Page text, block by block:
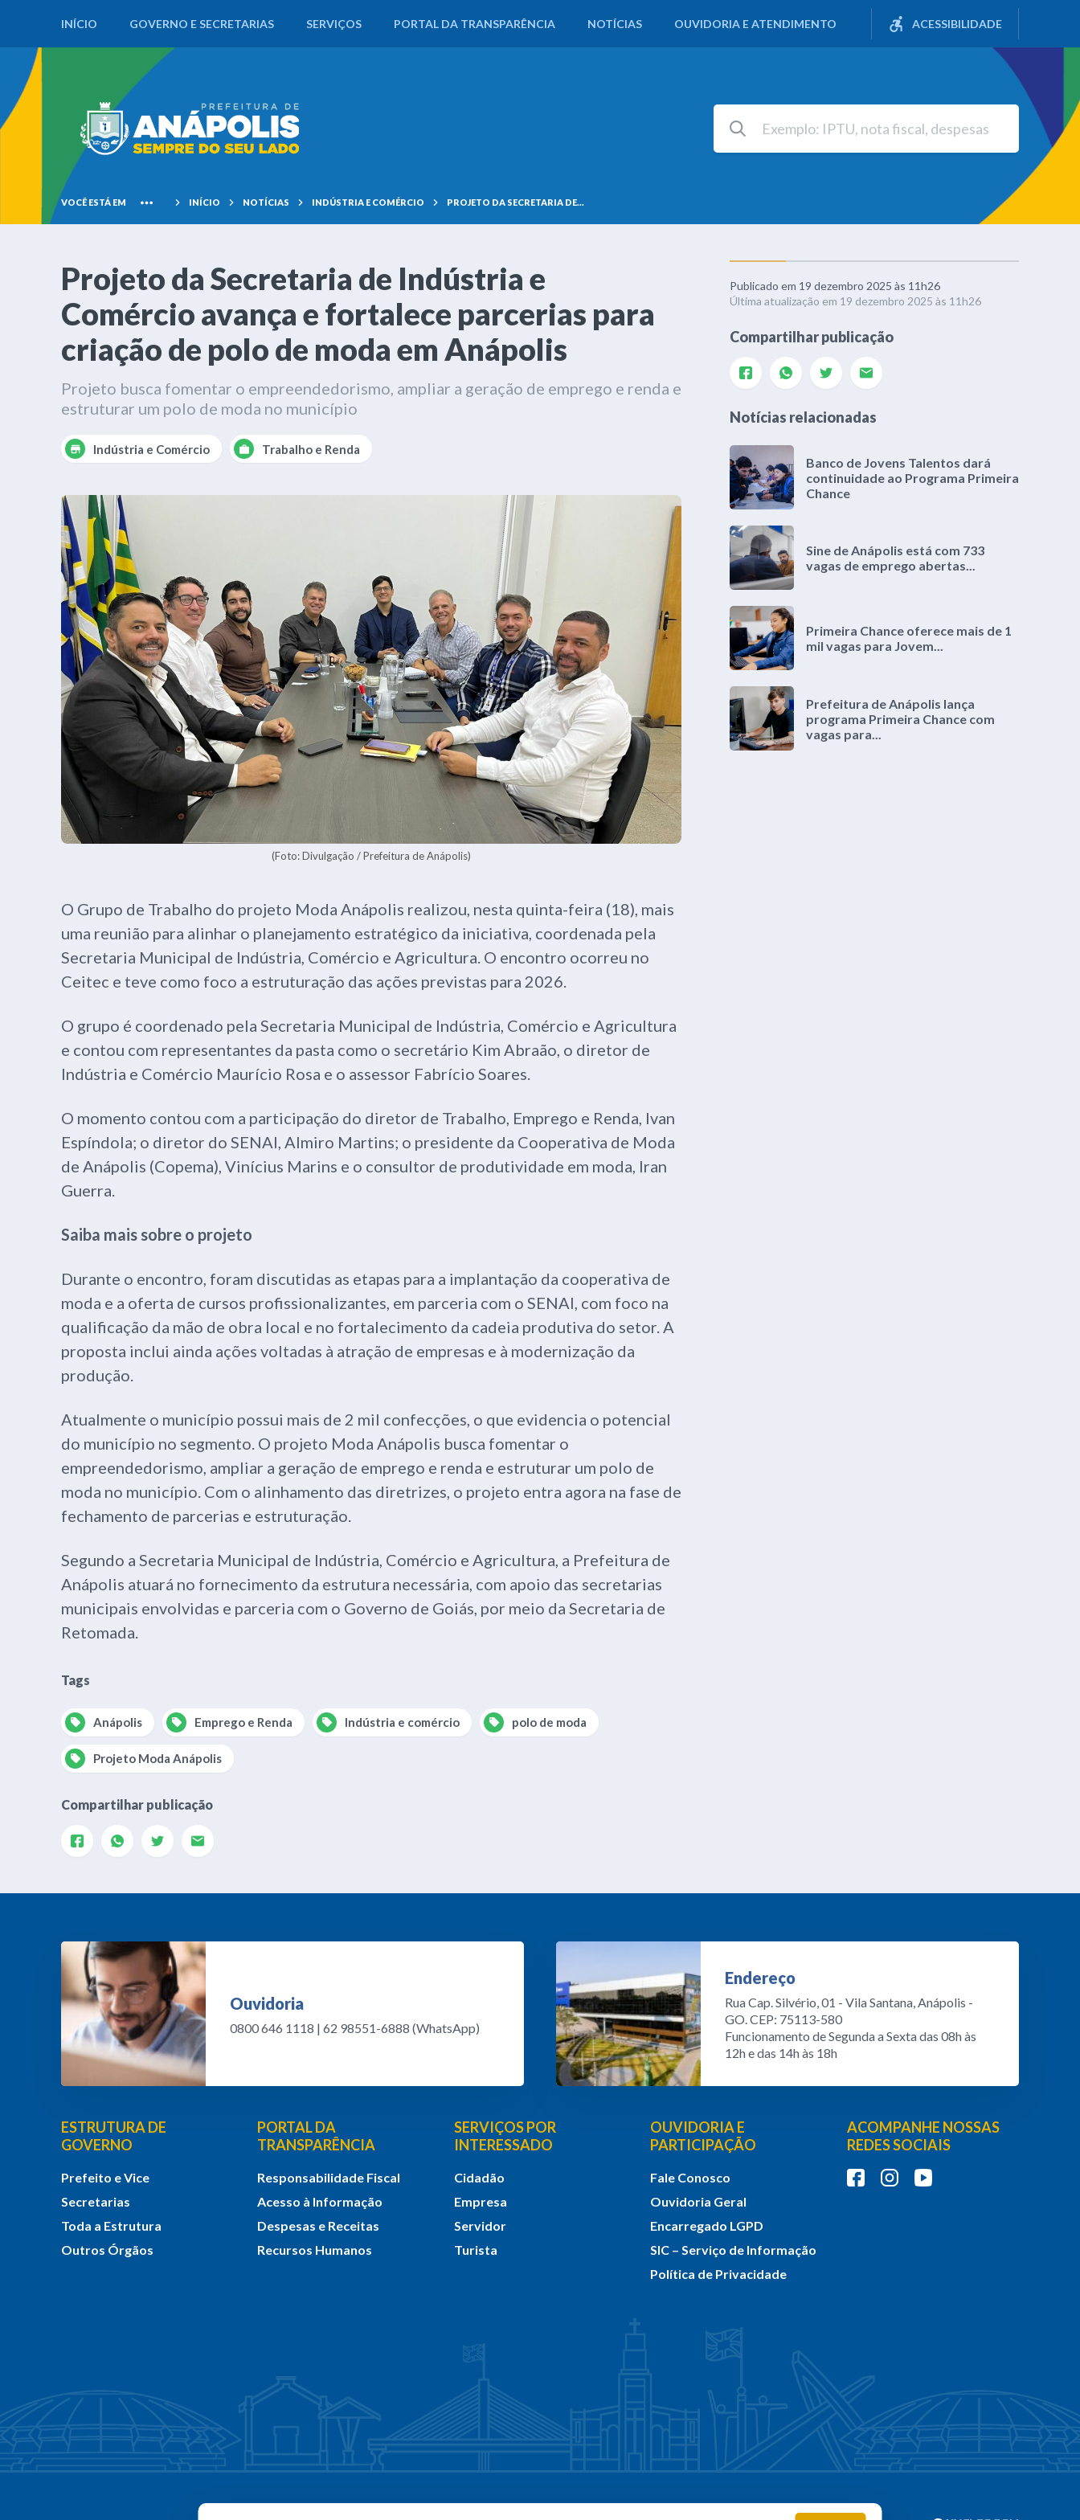
INÍCIO GOVERNO E SECRETARIAS SERVIÇOS PORTAL DA TRANSPARÊNCIA NOTÍCIAS OUVIDORIA E ATENDIMENTO ACESSIBILIDADE
VOCÊ ESTÁ EM INÍCIO NOTÍCIAS INDÚSTRIA E COMÉRCIO PROJETO DA SECRETARIA DE...
Projeto da Secretaria de Indústria e
Comércio avança e fortalece parcerias para
criação de polo de moda em Anápolis
Projeto busca fomentar o empreendedorismo, ampliar a geração de emprego e renda e
estruturar um polo de moda no município
Indústria e Comércio Trabalho e Renda
(Foto: Divulgação / Prefeitura de Anápolis)
O Grupo de Trabalho do projeto Moda Anápolis realizou, nesta quinta-feira (18), mais
uma reunião para alinhar o planejamento estratégico da iniciativa, coordenada pela
Secretaria Municipal de Indústria, Comércio e Agricultura. O encontro ocorreu no
Ceitec e teve como foco a estruturação das ações previstas para 2026.
O grupo é coordenado pela Secretaria Municipal de Indústria, Comércio e Agricultura
e contou com representantes da pasta como o secretário Kim Abraão, o diretor de
Indústria e Comércio Maurício Rosa e o assessor Fabrício Soares.
O momento contou com a participação do diretor de Trabalho, Emprego e Renda, Ivan
Espíndola; o diretor do SENAI, Almiro Martins; o presidente da Cooperativa de Moda
de Anápolis (Copema), Vinícius Marins e o consultor de produtividade em moda, Iran
Guerra.
Saiba mais sobre o projeto
Durante o encontro, foram discutidas as etapas para a implantação da cooperativa de
moda e a oferta de cursos profissionalizantes, em parceria com o SENAI, com foco na
qualificação da mão de obra local e no fortalecimento da cadeia produtiva do setor. A
proposta inclui ainda ações voltadas à atração de empresas e à modernização da
produção.
Atualmente o município possui mais de 2 mil confecções, o que evidencia o potencial
do município no segmento. O projeto Moda Anápolis busca fomentar o
empreendedorismo, ampliar a geração de emprego e renda e estruturar um polo de
moda no município. Com o alinhamento das diretrizes, o projeto entra agora na fase de
fechamento de parcerias e estruturação.
Segundo a Secretaria Municipal de Indústria, Comércio e Agricultura, a Prefeitura de
Anápolis atuará no fornecimento da estrutura necessária, com apoio das secretarias
municipais envolvidas e parceria com o Governo de Goiás, por meio da Secretaria de
Retomada.
Tags
Anápolis Emprego e Renda Indústria e comércio polo de moda
Projeto Moda Anápolis
Compartilhar publicação
Publicado em 19 dezembro 2025 às 11h26
Última atualização em 19 dezembro 2025 às 11h26
Compartilhar publicação
Notícias relacionadas
Banco de Jovens Talentos dará
continuidade ao Programa Primeira
Chance
Sine de Anápolis está com 733
vagas de emprego abertas...
Primeira Chance oferece mais de 1
mil vagas para Jovem...
Prefeitura de Anápolis lança
programa Primeira Chance com
vagas para...
Ouvidoria
0800 646 1118 | 62 98551-6888 (WhatsApp)
Endereço
Rua Cap. Silvério, 01 - Vila Santana, Anápolis -
GO. CEP: 75113-580
Funcionamento de Segunda a Sexta das 08h às
12h e das 14h às 18h
ESTRUTURA DE
GOVERNO
Prefeito e Vice
Secretarias
Toda a Estrutura
Outros Órgãos
PORTAL DA
TRANSPARÊNCIA
Responsabilidade Fiscal
Acesso à Informação
Despesas e Receitas
Recursos Humanos
SERVIÇOS POR
INTERESSADO
Cidadão
Empresa
Servidor
Turista
OUVIDORIA E
PARTICIPAÇÃO
Fale Conosco
Ouvidoria Geral
Encarregado LGPD
SIC – Serviço de Informação
Política de Privacidade
ACOMPANHE NOSSAS
REDES SOCIAIS